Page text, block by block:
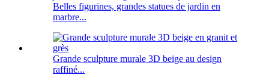
Belles figurines, grandes statues de jardin en
marbre...
Grande sculpture murale 3D beige au design
raffiné...